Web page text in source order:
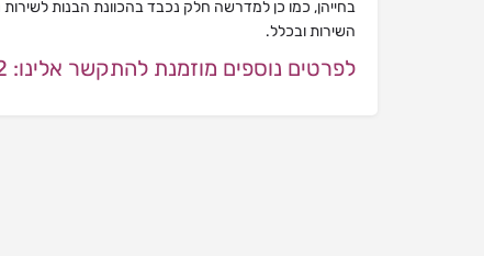
בחייהן, כמו כן למדרשה חלק נכבד בהכוונת הבנות לשירות
השירות ובכלל.
לפרטים נוספים מוזמנת להתקשר אלינו: 073-7576102